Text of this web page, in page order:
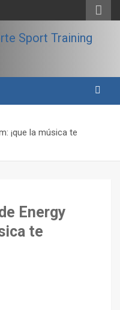
deporte
¡que la música te
Energy
te